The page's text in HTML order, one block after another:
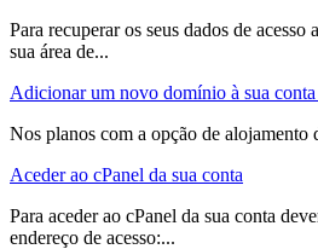
Para recuperar os seus dados de acesso
sua área de...
Adicionar um novo domínio à sua
Nos planos com a opção de alojamento
Aceder ao cPanel da sua conta
Para aceder ao cPanel da sua conta
endereço de acesso:...